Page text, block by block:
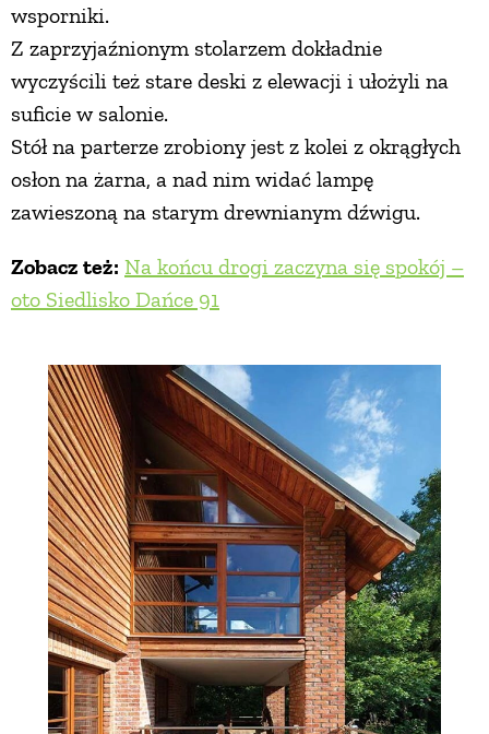
wsporniki.
Z zaprzyjaźnionym stolarzem dokładnie
wyczyścili też stare deski z elewacji i ułożyli na
suficie w salonie.
Stół na parterze zrobiony jest z kolei z okrągłych
osłon na żarna, a nad nim widać lampę
zawieszoną na starym drewnianym dźwigu.
Zobacz też: Na końcu drogi zaczyna się spokój –
oto Siedlisko Dańce 91